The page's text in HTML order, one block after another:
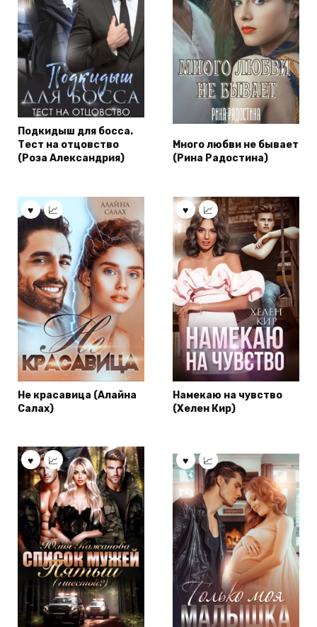
Подкидыш для босса.
Тест на отцовство
(Роза Александрия)
Много любви не бывает
(Рина Радостина)
Не красавица (Алайна
Салах)
Намекаю на чувство
(Хелен Кир)